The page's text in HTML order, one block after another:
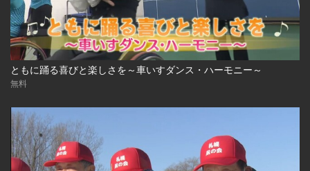
ともに踊る喜びと楽しさを～車いすダンス・ハーモニー～
無料